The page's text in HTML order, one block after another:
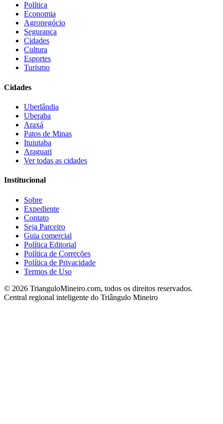
Política
Economia
Agronegócio
Segurança
Cidades
Cultura
Esportes
Turismo
Cidades
Uberlândia
Uberaba
Araxá
Patos de Minas
Ituiutaba
Araguari
Ver todas as cidades
Institucional
Sobre
Expediente
Contato
Seja Parceiro
Guia comercial
Política Editorial
Política de Correções
Política de Privacidade
Termos de Uso
© 2026 TrianguloMineiro.com, todos os direitos reservados.
Central regional inteligente do Triângulo Mineiro